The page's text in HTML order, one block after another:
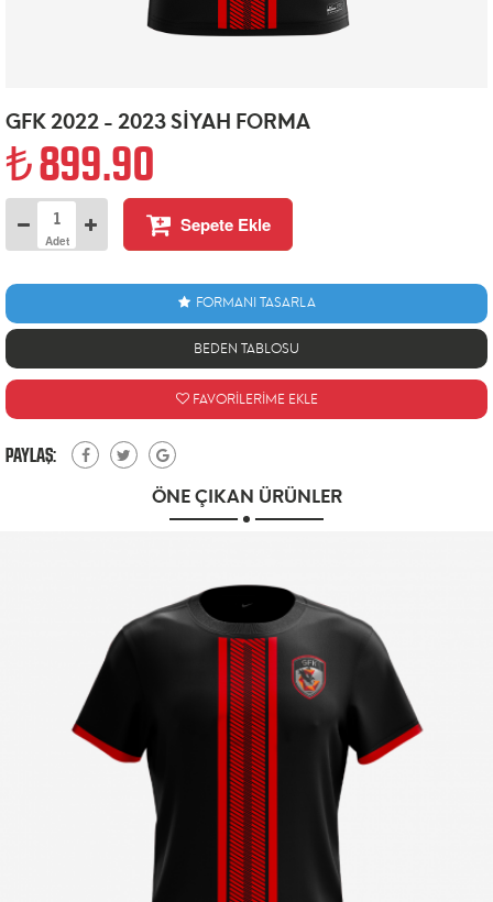
GFK 2022 - 2023 SİYAH FORMA
899.90
Adet
Sepete Ekle
BEDEN TABLOSU
FAVORİLERİME EKLE
PAYLAŞ:
ÖNE ÇIKAN ÜRÜNLER